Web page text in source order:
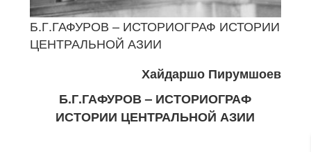
Б.Г.ГАФУРОВ – ИСТОРИОГРАФ ИСТОРИИ
ЦЕНТРАЛЬНОЙ АЗИИ
Хайдаршо Пирумшоев
Б.Г.ГАФУРОВ – ИСТОРИОГРАФ
ИСТОРИИ ЦЕНТРАЛЬНОЙ АЗИИ